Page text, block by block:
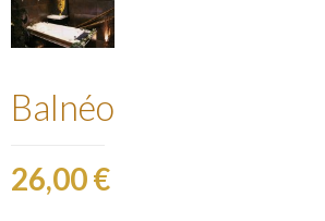
Balnéo
26,00 €